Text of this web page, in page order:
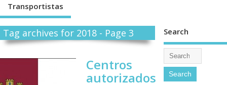
Transportistas
Tag archives for 2018 - Page 3
Centros
autorizados
Search